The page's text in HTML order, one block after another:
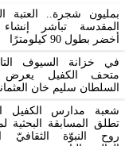
بمليون شجرة.. العتبة
المقدسة تباشر
أخضر بطول 90 كيلومترًا
في خزانة السيوف
متحف الكفيل
السلطان سليم خان
شعبة مدارس الكفيل
تطلق المسابقة البحثية
روح النبوّة الثقافيّ